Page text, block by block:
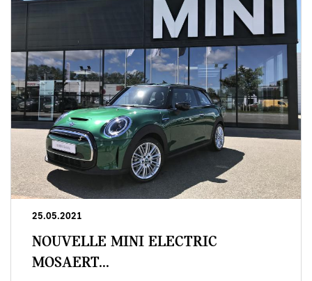
25.05.2021
NOUVELLE MINI ELECTRIC
MOSAERT...